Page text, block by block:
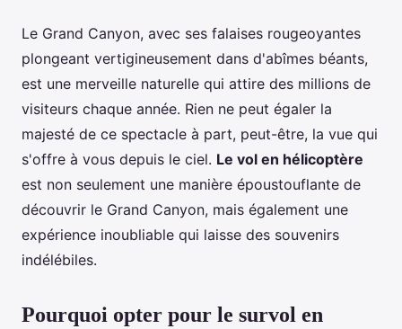
Le Grand Canyon, avec ses falaises rougeoyantes
plongeant vertigineusement dans d'abîmes béants,
est une merveille naturelle qui attire des millions de
visiteurs chaque année. Rien ne peut égaler la
majesté de ce spectacle à part, peut-être, la vue qui
s'offre à vous depuis le ciel. Le vol en hélicoptère
est non seulement une manière époustouflante de
découvrir le Grand Canyon, mais également une
expérience inoubliable qui laisse des souvenirs
indélébiles.
Pourquoi opter pour le survol en